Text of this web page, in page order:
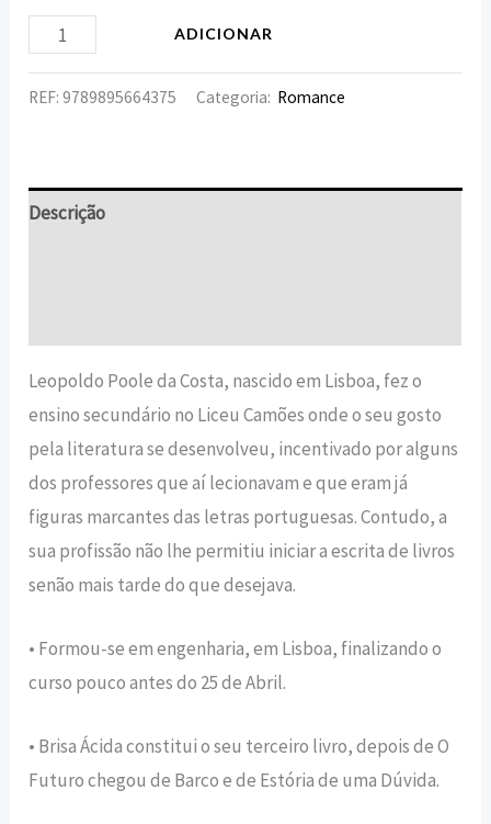
ADICIONAR
REF:9789895664375 Categoria: Romance
Descrição
Leopoldo Poole da Costa, nascido em Lisboa, fez o
ensino secundário no Liceu Camões onde o seu gosto
pela literatura se desenvolveu, incentivado por alguns
dos professores que aí lecionavam e que eram já
figuras marcantes das letras portuguesas. Contudo, a
sua profissão não lhe permitiu iniciar a escrita de livros
senão mais tarde do que desejava.
• Formou-se em engenharia, em Lisboa, finalizando o
curso pouco antes do 25 de Abril.
• Brisa Ácida constitui o seu terceiro livro, depois de O
Futuro chegou de Barco e de Estória de uma Dúvida.